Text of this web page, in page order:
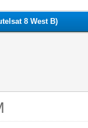
8 West B)